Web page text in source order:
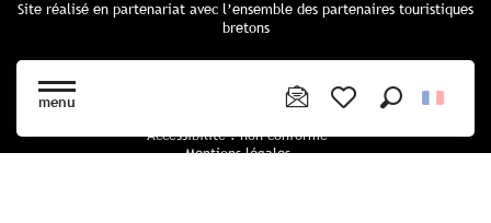
menu
Site réalisé en partenariat avec l’ensemble des partenaires touristiques
bretons
Cartes Bretagne & brochures
Accessibilité : non conforme
Mentions légales